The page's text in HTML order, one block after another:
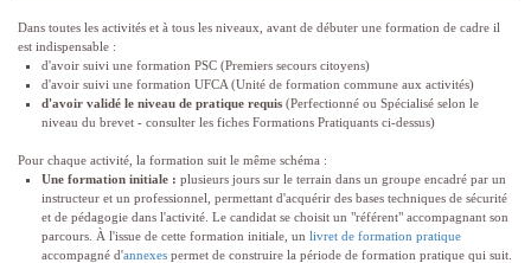
Dans toutes les activités et à tous les niveaux, avant de débuter une formation de cadre il
est indispensable :
d'avoir suivi une formation PSC (Premiers secours citoyens)
d'avoir suivi une formation UFCA (Unité de formation commune aux activités)
d'avoir validé le niveau de pratique requis (Perfectionné ou Spécialisé selon le
niveau du brevet - consulter les fiches Formations Pratiquants ci-dessus)
Pour chaque activité, la formation suit le même schéma :
Une formation initiale : plusieurs jours sur le terrain dans un groupe encadré par un
instructeur et un professionnel, permettant d'acquérir des bases techniques de sécurité
et de pédagogie dans l'activité. Le candidat se choisit un "référent" accompagnant son
parcours. À l'issue de cette formation initiale, un livret de formation pratique
accompagné d'annexes permet de construire la période de formation pratique qui suit.